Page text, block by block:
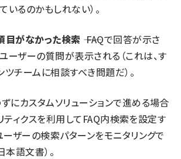
いるのかもしれない）。
目がなかった検索 ―― FAQで回答が示さ
ーザーの質問が表示される（これは、す
ツチームに相談すべき問題だ）。
にカスタムソリューションで進める場合
ィクスを利用してFAQ内検索を設定す
ーザーの検索パターンをモニタリングで
本語文書）。